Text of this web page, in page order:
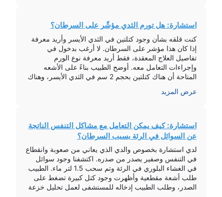
استشارة: هل تورم الثدي مؤشّر على السرطان؟
كنت قلقه بشأن وجود كتلتين في الثدي الأيسر وأريد معرفة
إذا كان هذا مؤشر على السرطان. لا أرغب بدخول في
تفاصيل العلاج المعقدة، فقط أريد معرفة نوع الورم
وإجراءات التعامل معه. أوضح الطبيب بناءً على الأشعه
المتاحة أن هناك كتلتين بحجم 2 سم في الثدي الأيسر، وهناك
عرض المزيد
استشارة: كيف يمكن التعامل مع مشاكل التنفس الناتجة
عن السوائل في الرئة بسبب السرطان؟
لدي استشارة بخصوص والدي الذي يعاني من صعوبة وانقطاع
في التنفس وصفير يصدر من صدره. اكتشفنا وجود سوائل
في الغشاء البلوري في الرئة وتم سحب 1.5 لتر ماء. الطبيب
طلب أشعة مقطعية وأظهرت وجود كتل كبيرة تضغط على
الصدر، وطلب الطبيب إدخاله للمستشفى لعمل تحليل خزعة